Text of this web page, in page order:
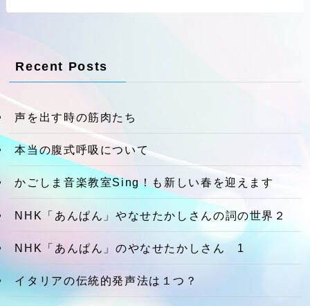
Recent Posts
声を出す時の筋肉たち
本当の腹式呼吸について
かごしま音楽教室Sing！も新しい春を迎えます
NHK「あんぱん」やなせたかしさんの詞の世界２
NHK「あんぱん」のやなせたかしさん 1
イタリアの伝統的発声法は１つ？